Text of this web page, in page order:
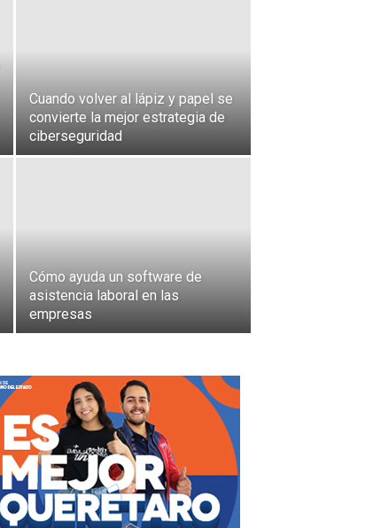
Cuando volver al lápiz y papel se
convierte la mejor estrategia de
ciberseguridad
Cómo ayuda un software de
asistencia laboral en las
empresas